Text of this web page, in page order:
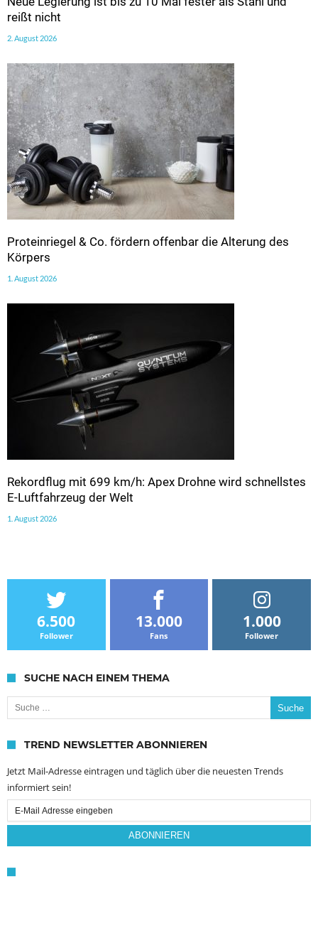
reißt nicht
2. August 2026
Proteinriegel & Co. fördern offenbar die Alterung des
Körpers
1. August 2026
Rekordflug mit 699 km/h: Apex Drohne wird schnellstes
E-Luftfahrzeug der Welt
1. August 2026
6.500
Follower
13.000
Fans
1.000
Follower
SUCHE NACH EINEM THEMA
Suche nach:
TREND NEWSLETTER ABONNIEREN
Jetzt Mail-Adresse eintragen und täglich über die neuesten Trends
informiert sein!
Email
Subscription
ABONNIEREN